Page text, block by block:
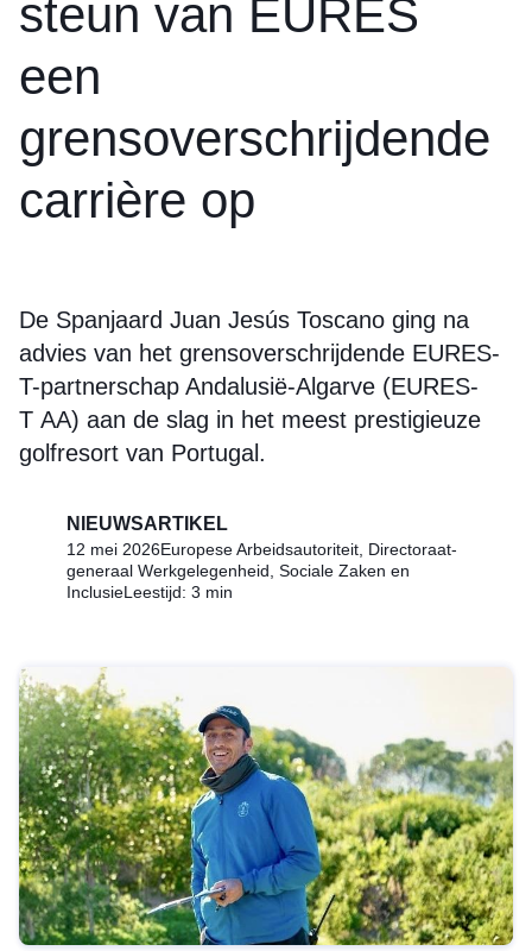
steun van EURES
een
grensoverschrijdende
carrière op
De Spanjaard Juan Jesús Toscano ging na
advies van het grensoverschrijdende EURES-
T-partnerschap Andalusië-Algarve (EURES-
T AA) aan de slag in het meest prestigieuze
golfresort van Portugal.
NIEUWSARTIKEL
12 mei 2026Europese Arbeidsautoriteit, Directoraat-
generaal Werkgelegenheid, Sociale Zaken en
InclusieLeestijd: 3 min